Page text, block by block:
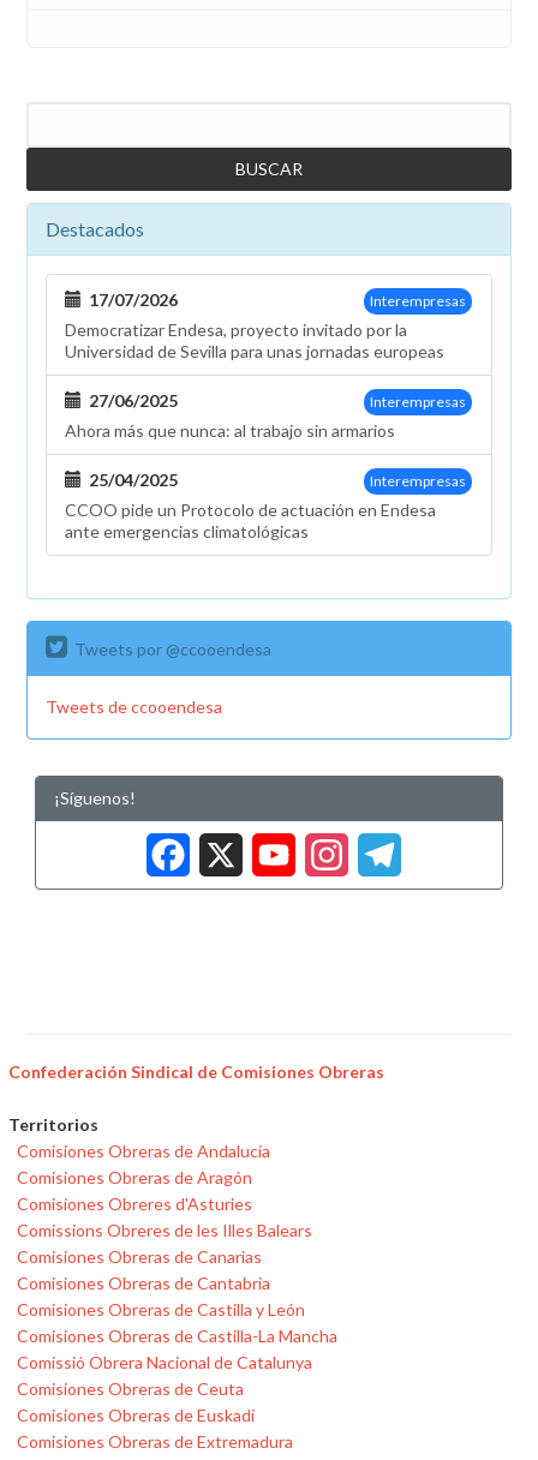
Destacados
Interempresas
17/07/2026
Democratizar Endesa, proyecto invitado por la
Universidad de Sevilla para unas jornadas europeas
Interempresas
27/06/2025
Ahora más que nunca: al trabajo sin armarios
Interempresas
25/04/2025
CCOO pide un Protocolo de actuación en Endesa
ante emergencias climatológicas
Tweets por @ccooendesa
Tweets de ccooendesa
¡Síguenos!
Facebook
X
Confederación Sindical de Comisiones Obreras
Territorios
Comisiones Obreras de Andalucía
Comisiones Obreras de Aragón
Comisiones Obreres d'Asturies
Comissions Obreres de les Illes Balears
Comisiones Obreras de Canarias
Comisiones Obreras de Cantabria
Comisiones Obreras de Castilla y León
Comisiones Obreras de Castilla-La Mancha
Comissió Obrera Nacional de Catalunya
Comisiones Obreras de Ceuta
Comisiones Obreras de Euskadi
Comisiones Obreras de Extremadura